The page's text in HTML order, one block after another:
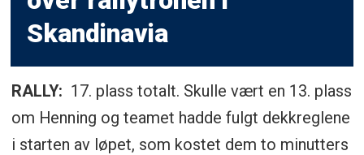
Skandinavia
RALLY: 17. plass totalt. Skulle vært en 13. plass
om Henning og teamet hadde fulgt dekkreglene
i starten av løpet, som kostet dem to minutters